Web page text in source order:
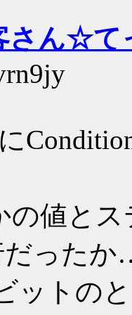
さん☆て
の値と
だった
ットの